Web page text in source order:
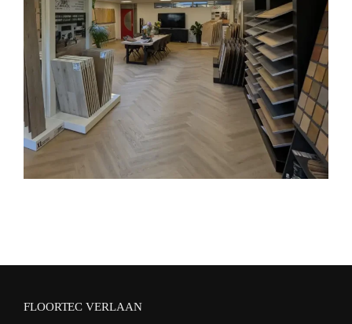
FLOORTEC VERLAAN